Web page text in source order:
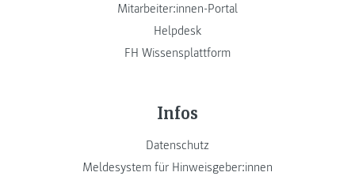
Mitarbeiter:innen-Portal
Helpdesk
FH Wissensplattform
Infos
Datenschutz
Meldesystem für Hinweisgeber:innen